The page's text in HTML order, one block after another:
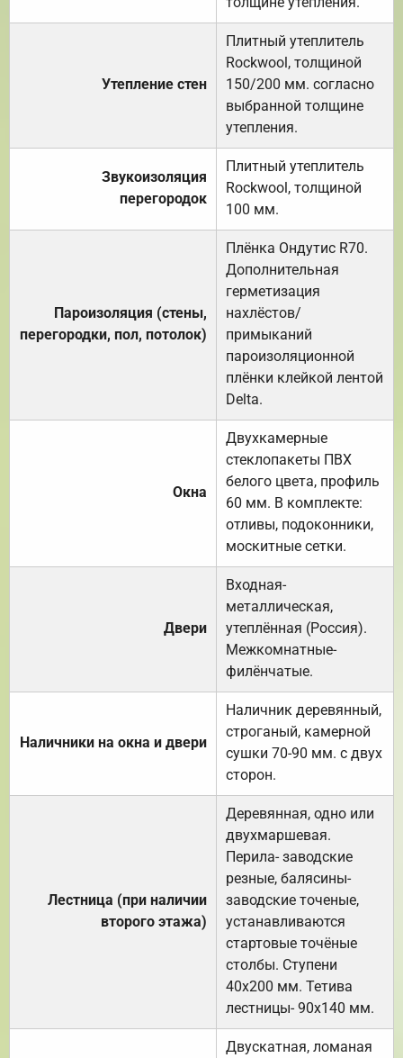
Утепление стен
Плитный утеплитель
Rockwool, толщиной
150/200 мм. согласно
выбранной толщине
утепления.
Звукоизоляция
перегородок
Плитный утеплитель
Rockwool, толщиной
100 мм.
Пароизоляция (стены,
перегородки, пол, потолок)
Плёнка Ондутис R70.
Дополнительная
герметизация
нахлёстов/
примыканий
пароизоляционной
плёнки клейкой лентой
Delta.
Окна
Двухкамерные
стеклопакеты ПВХ
белого цвета, профиль
60 мм. В комплекте:
отливы, подоконники,
москитные сетки.
Двери
Входная-
металлическая,
утеплённая (Россия).
Межкомнатные-
филёнчатые.
Наличники на окна и двери
Наличник деревянный,
строганый, камерной
сушки 70-90 мм. с двух
сторон.
Лестница (при наличии
второго этажа)
Деревянная, одно или
двухмаршевая.
Перила- заводские
резные, балясины-
заводские точеные,
устанавливаются
стартовые точёные
столбы. Ступени
40х200 мм. Тетива
лестницы- 90х140 мм.
Двускатная, ломаная